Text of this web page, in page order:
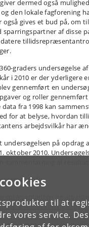
til at
vores service.
dermed også
og den lokale fagforening
også gives et bud på, om
af disse
graders undersøgelse
i 2010 er der yderligere
gennemført en
og roller
data fra 1998 kan
for at belyse, hvordan
arbejdsvilkår har
undersøgelsen på opdrag
oktober 2010.
(pdf):
og
og